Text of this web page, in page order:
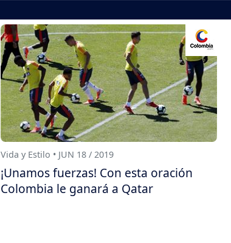
Vida y Estilo • JUN 18 / 2019
¡Unamos fuerzas! Con esta oración
Colombia le ganará a Qatar